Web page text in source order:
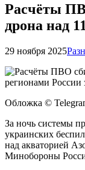
Расчёты
дрона над
29 ноября 2025
Обложка ©
За ночь системы
украинских
над акваторией
Минобороны